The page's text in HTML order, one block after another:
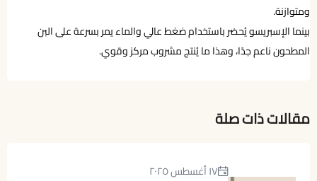
ومتوازنة.
بينما الإسبريسو يُحضر باستخدام ضغط عالي والماء يمر بسرعة على البن
المطحون ناعم جدًا، وهذا ما يُنتج مشروب مركز وقوي.
مقالات ذات صلة
١٧ أغسطس ٢٠٢٥